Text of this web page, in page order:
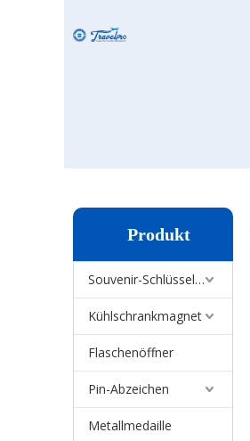
Produkt
Souvenir-Schlüsselanhänger
Kühlschrankmagnet
Flaschenöffner
Pin-Abzeichen
Metallmedaille